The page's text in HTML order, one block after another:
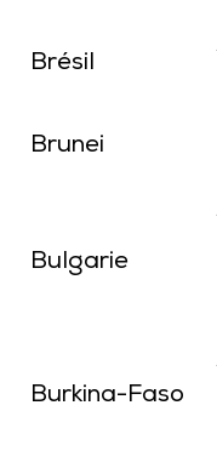
Brésil
Brunei
Bulgarie
Burkina-Faso